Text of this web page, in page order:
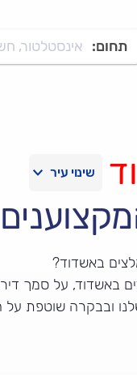
תחום: אינסטלטור,
באשדוד?
באשדוד, על סמך
ובבקרה שוטפת על